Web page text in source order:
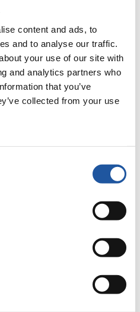
content and ads, to
and to analyse our traffic.
your use of our site with
and analytics partners who
that you’ve
collected from your use
und Medienvertreter. Sie
und Informationen zu
Sie Ihre Medienakkreditierung
einsehen und
herunterladen, sowie auf die
sowie Richtlinien zu
einsehen, sich über
und Sponsoren informieren,